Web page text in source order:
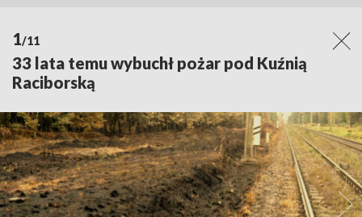
1/11
33 lata temu wybuchł pożar pod Kuźnią
Raciborską